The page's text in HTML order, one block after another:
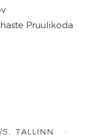
Pruulikoda
5, TALLINN ·